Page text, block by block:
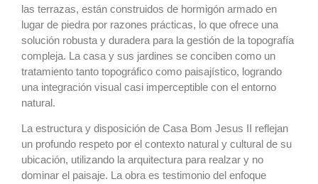
las terrazas, están construidos de hormigón armado en
lugar de piedra por razones prácticas, lo que ofrece una
solución robusta y duradera para la gestión de la topografía
compleja. La casa y sus jardines se conciben como un
tratamiento tanto topográfico como paisajístico, logrando
una integración visual casi imperceptible con el entorno
natural.
La estructura y disposición de Casa Bom Jesus II reflejan
un profundo respeto por el contexto natural y cultural de su
ubicación, utilizando la arquitectura para realzar y no
dominar el paisaje. La obra es testimonio del enfoque